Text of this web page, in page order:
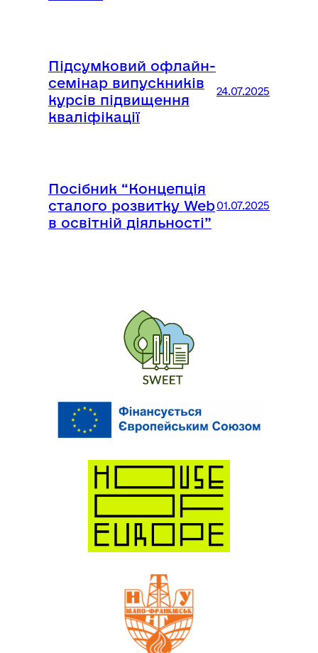
Підсумковий офлайн-
семінар випускників
курсів підвищення
кваліфікації
24.07.2025
Посібник “Концепція
сталого розвитку Web
в освітній діяльності”
01.07.2025